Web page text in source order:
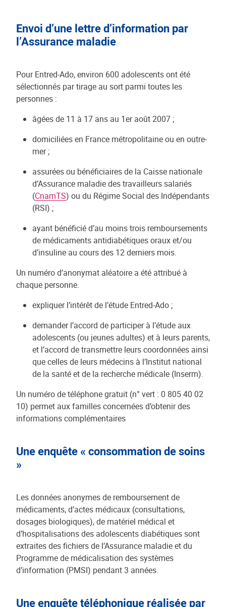
Envoi d’une lettre d’information par
l’Assurance maladie
Pour Entred-Ado, environ 600 adolescents ont été
sélectionnés par tirage au sort parmi toutes les
personnes :
âgées de 11 à 17 ans au 1er août 2007 ;
domiciliées en France métropolitaine ou en outre-
mer ;
assurées ou bénéficiaires de la Caisse nationale
d’Assurance maladie des travailleurs salariés
(CnamTS) ou du Régime Social des Indépendants
(RSI) ;
ayant bénéficié d’au moins trois remboursements
de médicaments antidiabétiques oraux et/ou
d’insuline au cours des 12 derniers mois.
Un numéro d’anonymat aléatoire a été attribué à
chaque personne.
expliquer l’intérêt de l’étude Entred-Ado ;
demander l’accord de participer à l’étude aux
adolescents (ou jeunes adultes) et à leurs parents,
et l’accord de transmettre leurs coordonnées ainsi
que celles de leurs médecins à l’Institut national
de la santé et de la recherche médicale (Inserm).
Un numéro de téléphone gratuit (n° vert : 0 805 40 02
10) permet aux familles concernées d’obtenir des
informations complémentaires
Une enquête « consommation de soins
»
Les données anonymes de remboursement de
médicaments, d’actes médicaux (consultations,
dosages biologiques), de matériel médical et
d’hospitalisations des adolescents diabétiques sont
extraites des fichiers de l’Assurance maladie et du
Programme de médicalisation des systèmes
d’information (PMSI) pendant 3 années.
Une enquête téléphonique réalisée par